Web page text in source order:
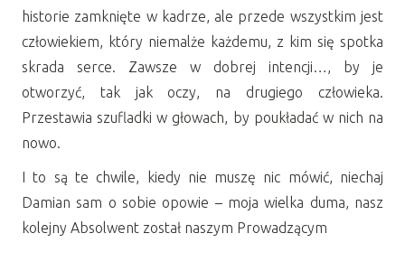
historie zamknięte w kadrze, ale przede wszystkim jest
człowiekiem, który niemalże każdemu, z kim się spotka
skrada serce. Zawsze w dobrej intencji…, by je
otworzyć, tak jak oczy, na drugiego człowieka.
Przestawia szufladki w głowach, by poukładać w nich na
nowo.
I to są te chwile, kiedy nie muszę nic mówić, niechaj
Damian sam o sobie opowie – moja wielka duma, nasz
kolejny Absolwent został naszym Prowadzącym